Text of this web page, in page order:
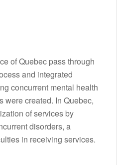
of Quebec pass through
and integrated
concurrent mental health
were created. In Quebec,
of services by
disorders, a
in receiving services.